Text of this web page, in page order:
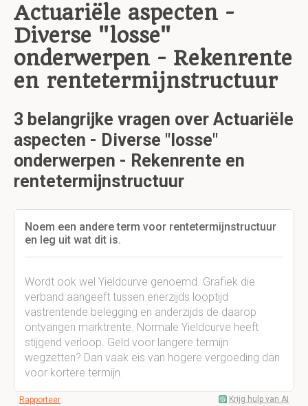
Actuariële aspecten -
Diverse "losse"
onderwerpen - Rekenrente
en rentetermijnstructuur
3 belangrijke vragen over Actuariële
aspecten - Diverse "losse"
onderwerpen - Rekenrente en
rentetermijnstructuur
Noem een andere term voor rentetermijnstructuur
en leg uit wat dit is.
Wordt ook wel Yieldcurve genoemd. Grafiek die
verband aangeeft tussen enerzijds looptijd
vastrentende belegging en anderzijds de daarop
ontvangen marktrente. Normale Yieldcurve heeft
stijgend verloop. Geld voor langere termijn
wegzetten? Dan vaak eis van hogere vergoeding dan
voor kortere termijn.
Rapporteer Krijg hulp van AI